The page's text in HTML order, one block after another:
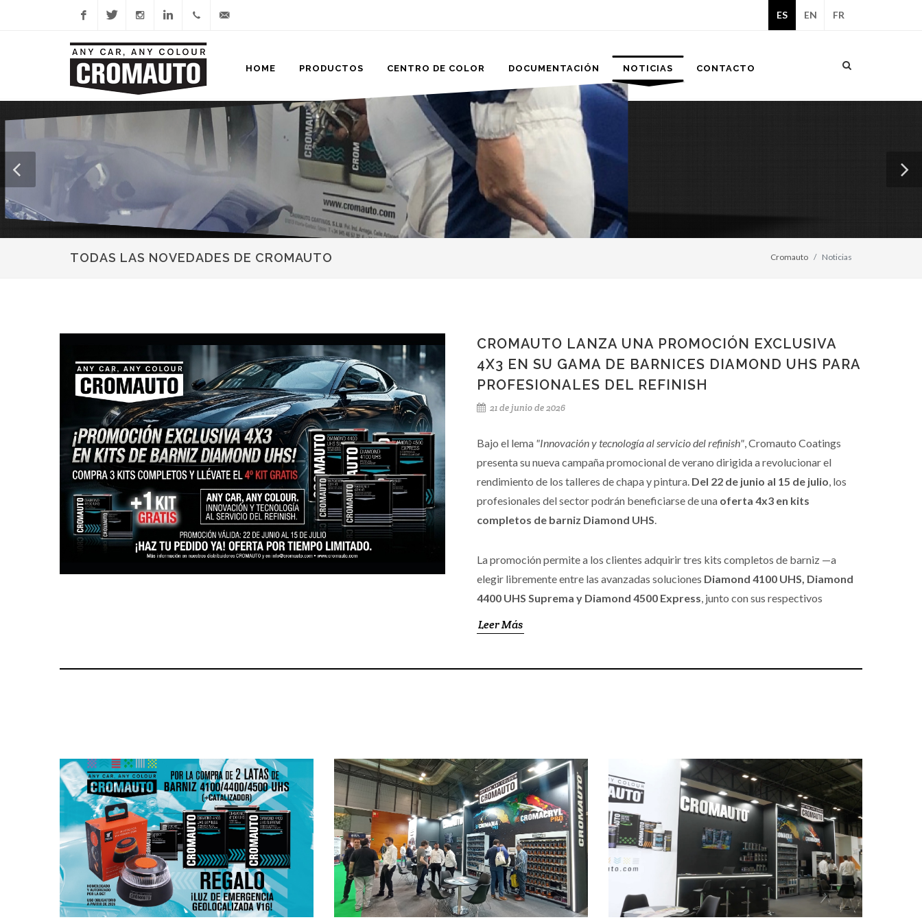
FacebookTwitterInstagramLinkedin945
ES EN FR
HOME PRODUCTOS CENTRO DE COLOR DOCUMENTACIÓN NOTICIAS CONTACTO
TODAS LAS NOVEDADES DE CROMAUTO Cromauto Noticias
CROMAUTO LANZA UNA PROMOCIÓN EXCLUSIVA
4X3 EN SU GAMA DE BARNICES DIAMOND UHS PARA
PROFESIONALES DEL REFINISH
21 de junio de 2026
Bajo el lema "Innovación y tecnología al servicio del refinish", Cromauto Coatings
presenta su nueva campaña promocional de verano dirigida a revolucionar el
rendimiento de los talleres de chapa y pintura. Del 22 de junio al 15 de julio, los
profesionales del sector podrán beneficiarse de una oferta 4x3 en kits
completos de barniz Diamond UHS.
La promoción permite a los clientes adquirir tres kits completos de barniz —a
elegir libremente entre las avanzadas soluciones Diamond 4100 UHS, Diamond
4400 UHS Suprema y Diamond 4500 Express, junto con sus respectivos
catalizadores— y recibir un
Al tratarse de una campaña por tiempo limitado, desde Cromauto animamos a
todos los profesionales a planificar sus compras y realizar sus pedidos a la mayor
brevedad a través de la red oficial de distribuidores Cromauto.
¡Potencie la productividad de su negocio este verano con la garantía de calidad
Cromauto!
Leer Más